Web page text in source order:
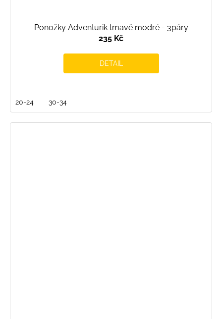
Ponožky Adventurik tmavě modré - 3páry
235 Kč
DETAIL
20-24 30-34